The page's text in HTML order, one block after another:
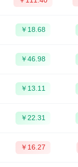
￥18.68
￥46.98
￥13.11
￥22.31
￥16.27